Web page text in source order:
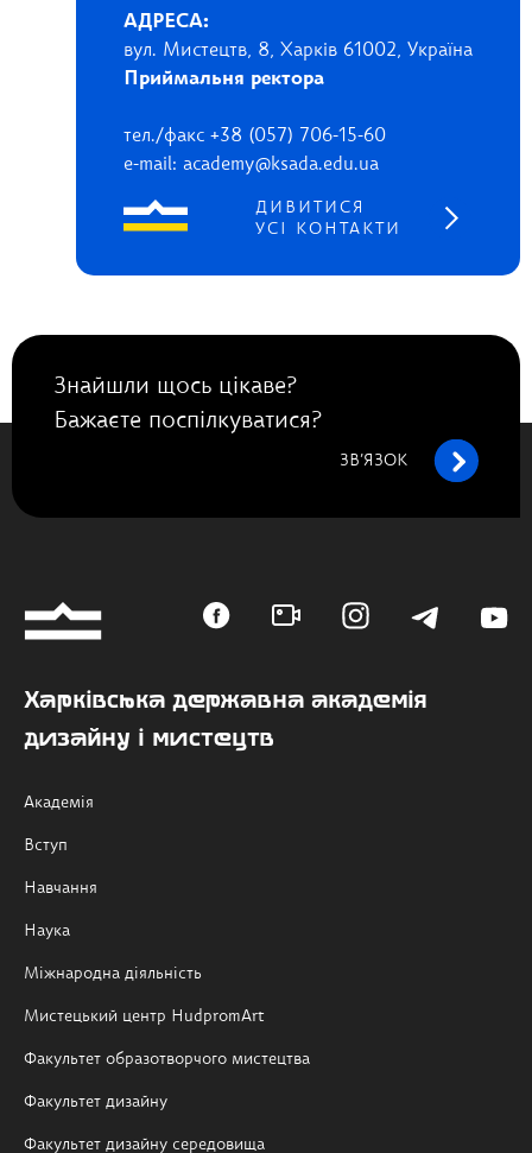
АДРЕСА:
вул. Мистецтв, 8, Харків 61002, Україна
Приймальня ректора
тел./факс +38 (057) 706-15-60
e-mail: academy@ksada.edu.ua
ДИВИТИСЯ
УСІ КОНТАКТИ
Знайшли щось цікаве?
Бажаєте поспілкуватися?
ЗВ’ЯЗОК
Харківська державна академія
дизайну і мистецтв
Академія
Вступ
Навчання
Наука
Міжнародна діяльність
Мистецький центр HudpromArt
Факультет образотворчого мистецтва
Факультет дизайну
Факультет дизайну середовища